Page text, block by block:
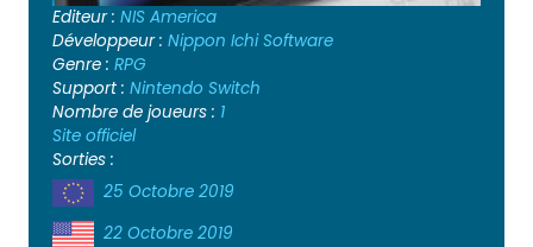
Editeur : NIS America
Développeur : Nippon Ichi Software
Genre : RPG
Support : Nintendo Switch
Nombre de joueurs : 1
Site officiel
Sorties :
25 Octobre 2019
22 Octobre 2019